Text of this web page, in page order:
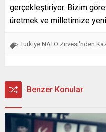
gerçekleştiriyor. Bizim
üretmek ve milletimize yeni
Türkiye NATO Zirvesi'nden
Benzer Konular